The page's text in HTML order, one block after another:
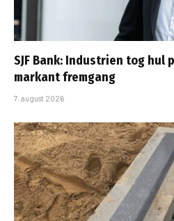
SJF Bank: Industrien tog hul
markant fremgang
7. august 2026